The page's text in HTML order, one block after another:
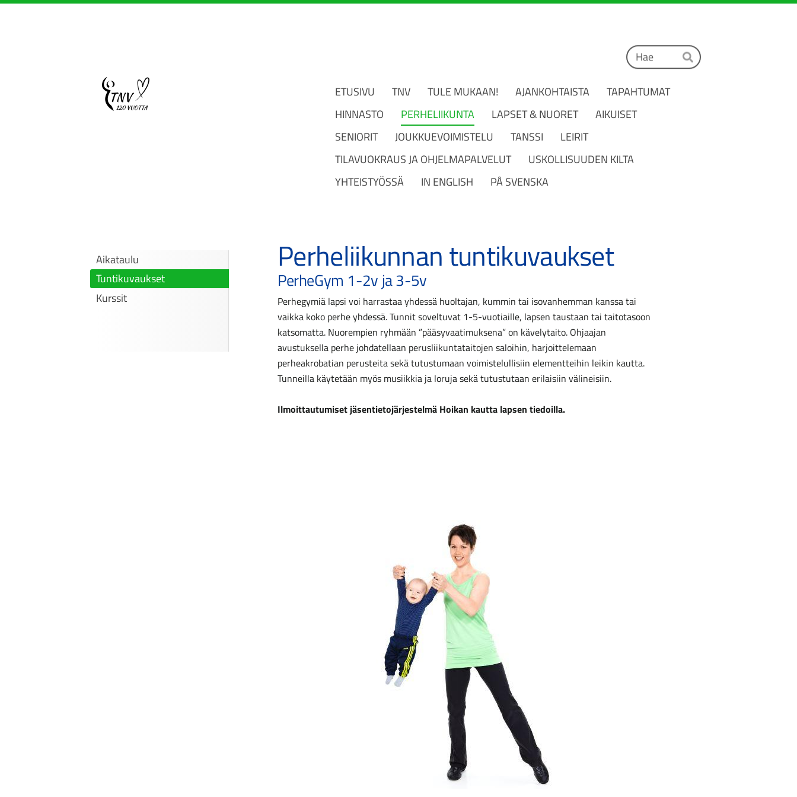
Haku
Hae
Sivuston etusivulle
ETUSIVU TNV TULE MUKAAN! AJANKOHTAISTA
TAPAHTUMAT
HINNASTO
PERHELIIKUNTA LAPSET & NUORET
AIKUISET
SENIORIT
JOUKKUEVOIMISTELU TANSSI
LEIRIT
TILAVUOKRAUS JA OHJELMAPALVELUT
USKOLLISUUDEN KILTA
YHTEISTYÖSSÄ
IN ENGLISH PÅ SVENSKA
Aikataulu
Tuntikuvaukset
Kurssit
Perheliikunnan tuntikuvaukset
PerheGym 1-2v ja 3-5v
Perhegymiä lapsi voi harrastaa yhdessä huoltajan, kummin tai isovanhemman kanssa tai
vaikka koko perhe yhdessä. Tunnit soveltuvat 1-5-vuotiaille, lapsen taustaan tai taitotasoon
katsomatta. Nuorempien ryhmään ”pääsyvaatimuksena” on kävelytaito. Ohjaajan
avustuksella perhe johdatellaan perusliikuntataitojen saloihin, harjoittelemaan
perheakrobatian perusteita sekä tutustumaan voimistelullisiin elementteihin leikin kautta.
Tunneilla käytetään myös musiikkia ja loruja sekä tutustutaan erilaisiin välineisiin.
Ilmoittautumiset jäsentietojärjestelmä Hoikan kautta lapsen tiedoilla.